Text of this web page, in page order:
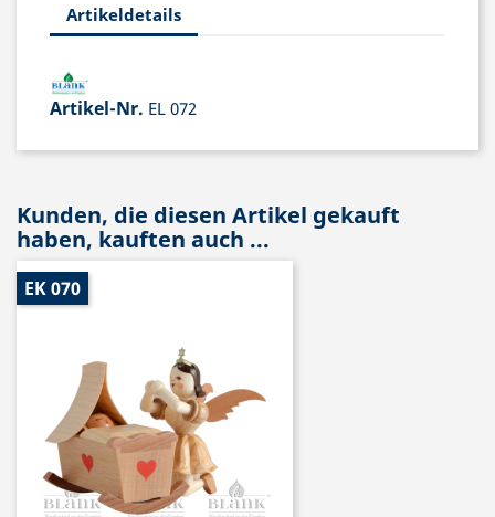
Artikeldetails
Artikel-Nr. EL 072
Kunden, die diesen Artikel gekauft
haben, kauften auch ...
EK 070